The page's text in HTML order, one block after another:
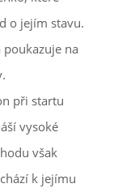
o jejím stavu.
poukazuje na
při startu
vysoké
však
k jejímu